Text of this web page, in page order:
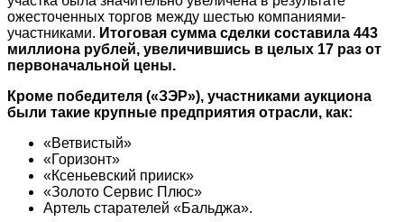
ожесточенных торгов между шестью компаниями-
участниками. Итоговая сумма сделки составила 443
миллиона рублей, увеличившись в целых 17 раз от
первоначальной цены.
Кроме победителя («ЗЭР»), участниками аукциона
были такие крупные предприятия отрасли, как:
«Ветвистый»
«Горизонт»
«Ксеньевский прииск»
«Золото Сервис Плюс»
Артель старателей «Бальджа».